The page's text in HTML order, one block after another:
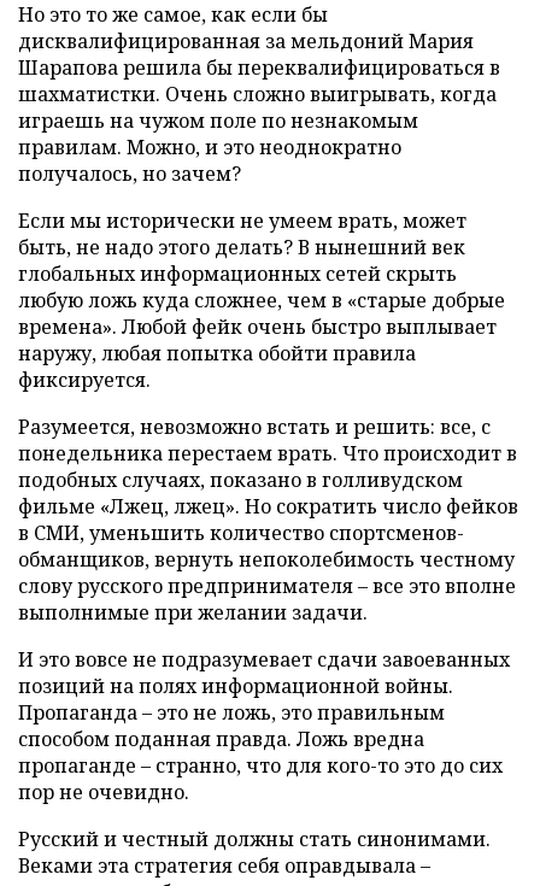
Но это то же самое, как если бы
дисквалифицированная за мельдоний Мария
Шарапова решила бы переквалифицироваться в
шахматистки. Очень сложно выигрывать, когда
играешь на чужом поле по незнакомым
правилам. Можно, и это неоднократно
получалось, но зачем?
Если мы исторически не умеем врать, может
быть, не надо этого делать? В нынешний век
глобальных информационных сетей скрыть
любую ложь куда сложнее, чем в «старые добрые
времена». Любой фейк очень быстро выплывает
наружу, любая попытка обойти правила
фиксируется.
Разумеется, невозможно встать и решить: все, с
понедельника перестаем врать. Что происходит в
подобных случаях, показано в голливудском
фильме «Лжец, лжец». Но сократить число фейков
в СМИ, уменьшить количество спортсменов-
обманщиков, вернуть непоколебимость честному
слову русского предпринимателя – все это вполне
выполнимые при желании задачи.
И это вовсе не подразумевает сдачи завоеванных
позиций на полях информационной войны.
Пропаганда – это не ложь, это правильным
способом поданная правда. Ложь вредна
пропаганде – странно, что для кого-то это до сих
пор не очевидно.
Русский и честный должны стать синонимами.
Веками эта стратегия себя оправдывала –